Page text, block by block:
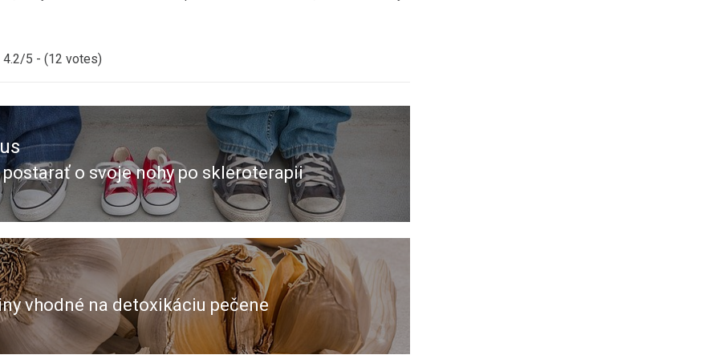
4.2/5 - (12 votes)
postarať o svoje nohy po skleroterapii
vhodné na detoxikáciu pečene